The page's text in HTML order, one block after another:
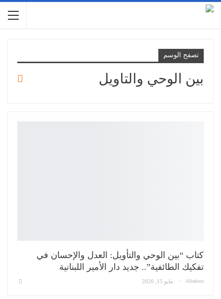
تصفح الوسم
بين الوحي والتاويل
كتاب “بين الوحي والتأويل: العدل والإحسان في
تفكيك الطائفية”.. جديد دار الأمير اللبنانية
Albaboor مايو 15, 2026